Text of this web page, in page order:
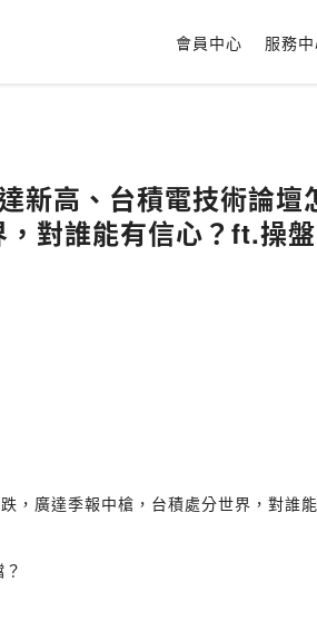
會員中心 服務
新高、台積電技術論
對誰能有信心？ft.操
，廣達季報中槍，台積處分世界，對誰